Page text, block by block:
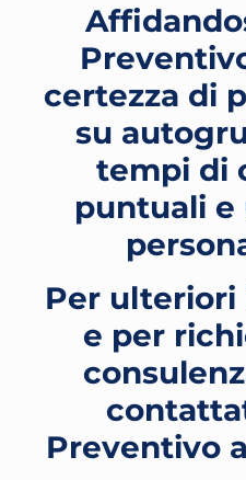
certezza di
su
tempi di
puntuali e
Per ulteriori
e per
Preventivo